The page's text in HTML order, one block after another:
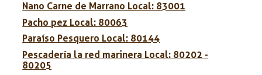
Nano Carne de Marrano Local: 83001
Pacho pez Local: 80063
Paraíso Pesquero Local: 80144
Pescadería la red marinera Local: 80202 -
80205